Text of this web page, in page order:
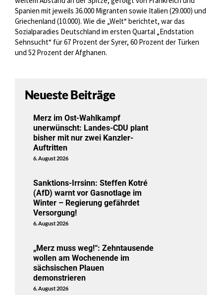
Spanien mit jeweils 36.000 Migranten sowie Italien (29.000) und
Griechenland (10.000). Wie die „Welt“ berichtet, war das
Sozialparadies Deutschland im ersten Quartal „Endstation
Sehnsucht“ für 67 Prozent der Syrer, 60 Prozent der Türken
und 52 Prozent der Afghanen.
Neueste Beiträge
Merz im Ost-Wahlkampf
unerwünscht: Landes-CDU plant
bisher mit nur zwei Kanzler-
Auftritten
6. August 2026
Sanktions-Irrsinn: Steffen Kotré
(AfD) warnt vor Gasnotlage im
Winter – Regierung gefährdet
Versorgung!
6. August 2026
„Merz muss weg!“: Zehntausende
wollen am Wochenende im
sächsischen Plauen
demonstrieren
6. August 2026